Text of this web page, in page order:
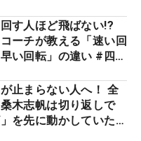
す人ほど飛ばない!?
ーチが教える「速い回
い回転」の違い #四の
止まらない人へ！ 全
木志帆は切り返しで
」を先に動かしていた